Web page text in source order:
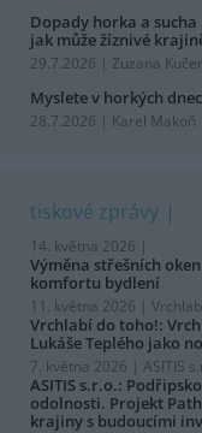
Dopady horka a
jak může žíznivé
29.7.2026 | Zuzana
Myslete v horkých
28.7.2026 | Karel Makoň
tiskové zprávy
14. května 2026 |
Výměna střešních
komfortu bydlení
11. května 2026 |
Vrchlabí do toho!:
Lukáše Teplého jako
7. května 2026 | ASITIS
ASITIS s.r.o.:
odolnosti. Projekt
krajiny s budoucími